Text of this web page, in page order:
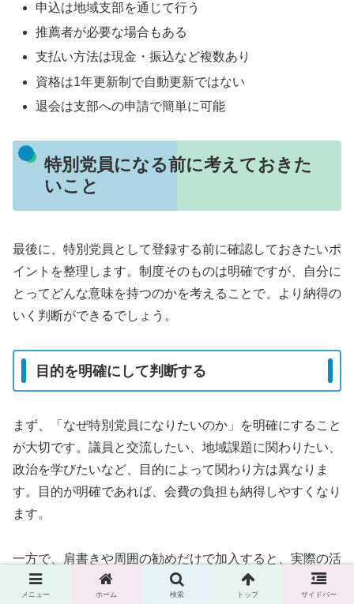
申込は地域支部を通じて行う
推薦者が必要な場合もある
支払い方法は現金・振込など複数あり
資格は1年更新制で自動更新ではない
退会は支部への申請で簡単に可能
特別党員になる前に考えておきた
いこと
最後に、特別党員として登録する前に確認しておきたいポ
イントを整理します。制度そのものは明確ですが、自分に
とってどんな意味を持つのかを考えることで、より納得の
いく判断ができるでしょう。
目的を明確にして判断する
まず、「なぜ特別党員になりたいのか」を明確にすること
が大切です。議員と交流したい、地域課題に関わりたい、
政治を学びたいなど、目的によって関わり方は異なりま
す。目的が明確であれば、会費の負担も納得しやすくなり
ます。
一方で、肩書きや周囲の勧めだけで加入すると、実際の活
動とのギャップを感じやすくなります。意義を自分の中で
メニュー ホーム 検索 トップ サイドバー